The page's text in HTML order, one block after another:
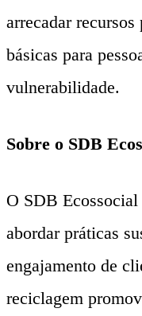
arrecadar recursos
básicas para
vulnerabilidade.
Sobre o SDB
O SDB
abordar práticas
engajamento de
reciclagem